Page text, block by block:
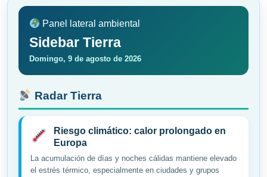
Panel lateral ambiental
Sidebar Tierra
Domingo, 9 de agosto de 2026
Radar Tierra
Riesgo climático: calor prolongado en
Europa
La acumulación de días y noches cálidas mantiene elevado
el estrés térmico, especialmente en ciudades y grupos